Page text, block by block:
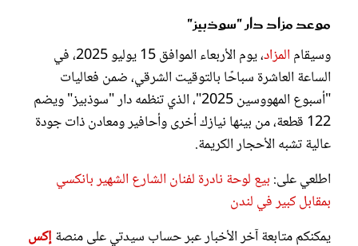
موعد مزاد دار "سوذبيز"
وسيقام المزاد
، يوم الأربعاء الموافق 15 يوليو 2025، في
الساعة العاشرة سباحًا بالتوقيت الشرقي، ضمن فعاليات
"أسبوع المهووسين 2025"، الذي تنظمه دار "سوذبيز" ويضم
122 قطعة، من بينها نيازك أخرى وأحافير ومعادن ذات جودة
عالية تشبه الأحجار الكريمة.
اطلعي على: بيع لوحة نادرة لفنان الشارع الشهير بانكسي
بمقابل كبير في لندن
يمكنكم متابعة آخر الأخبار عبر حساب سيدتي على منصةإكس